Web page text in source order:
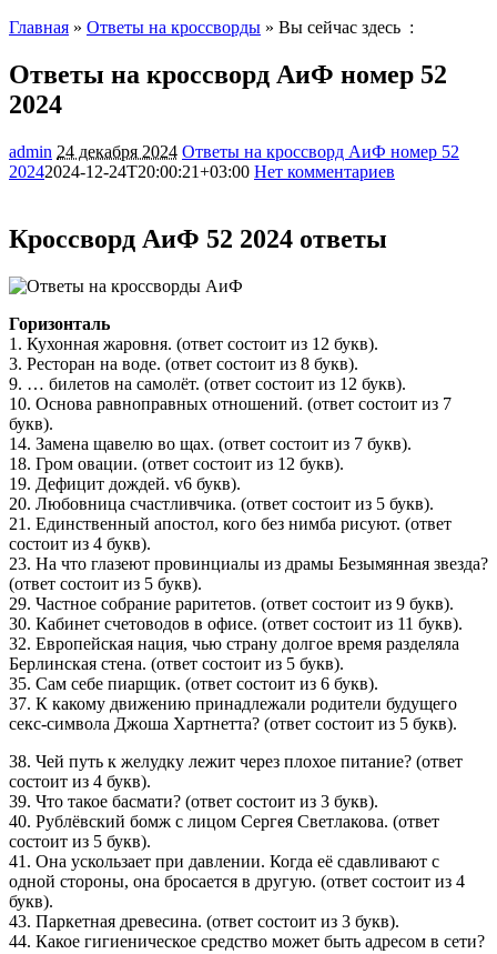
Главная » Ответы на кроссворды » Вы сейчас здесь :
Ответы на кроссворд АиФ номер 52
2024
admin 24 декабря 2024 Ответы на кроссворд АиФ номер 52
20242024-12-24T20:00:21+03:00 Нет комментариев
Кроссворд АиФ 52 2024 ответы
Горизонталь
1. Кухонная жаровня. (ответ состоит из 12 букв).
3. Ресторан на воде. (ответ состоит из 8 букв).
9. … билетов на самолёт. (ответ состоит из 12 букв).
10. Основа равноправных отношений. (ответ состоит из 7
букв).
14. Замена щавелю во щах. (ответ состоит из 7 букв).
18. Гром овации. (ответ состоит из 12 букв).
19. Дефицит дождей. v6 букв).
20. Любовница счастливчика. (ответ состоит из 5 букв).
21. Единственный апостол, кого без нимба рисуют. (ответ
состоит из 4 букв).
23. На что глазеют провинциалы из драмы Безымянная звезда?
(ответ состоит из 5 букв).
29. Частное собрание раритетов. (ответ состоит из 9 букв).
30. Кабинет счетоводов в офисе. (ответ состоит из 11 букв).
32. Европейская нация, чью страну долгое время разделяла
Берлинская стена. (ответ состоит из 5 букв).
35. Сам себе пиарщик. (ответ состоит из 6 букв).
37. К какому движению принадлежали родители будущего
секс-символа Джоша Хартнетта? (ответ состоит из 5 букв).
38. Чей путь к желудку лежит через плохое питание? (ответ
состоит из 4 букв).
39. Что такое басмати? (ответ состоит из 3 букв).
40. Рублёвский бомж с лицом Сергея Светлакова. (ответ
состоит из 5 букв).
41. Она ускользает при давлении. Когда её сдавливают с
одной стороны, она бросается в другую. (ответ состоит из 4
букв).
43. Паркетная древесина. (ответ состоит из 3 букв).
44. Какое гигиеническое средство может быть адресом в сети?